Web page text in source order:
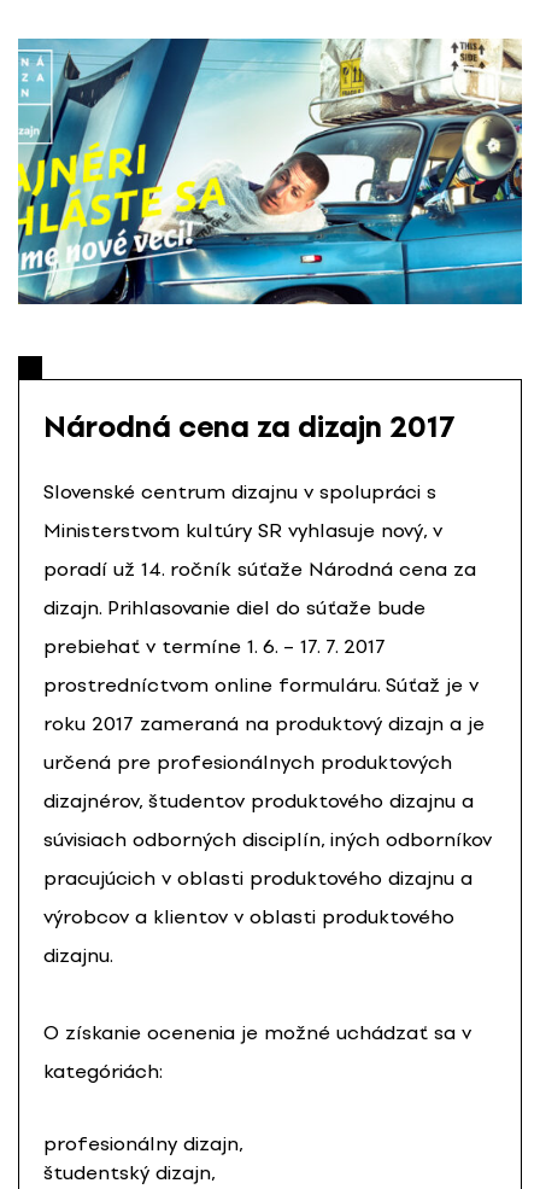
Národná cena za dizajn 2017
Slovenské centrum dizajnu v spolupráci s
Ministerstvom kultúry SR vyhlasuje nový, v
poradí už 14. ročník súťaže Národná cena za
dizajn. Prihlasovanie diel do súťaže bude
prebiehať v termíne 1. 6. – 17. 7. 2017
prostredníctvom online formuláru. Súťaž je v
roku 2017 zameraná na produktový dizajn a je
určená pre profesionálnych produktových
dizajnérov, študentov produktového dizajnu a
súvisiach odborných disciplín, iných odborníkov
pracujúcich v oblasti produktového dizajnu a
výrobcov a klientov v oblasti produktového
dizajnu.
O získanie ocenenia je možné uchádzať sa v
kategóriách:
profesionálny dizajn,
študentský dizajn,